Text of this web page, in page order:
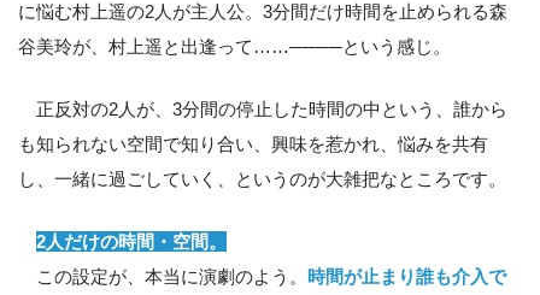
に悩む村上遥の2人が主人公。3分間だけ時間を止められる森
谷美玲が、村上遥と出逢って……────という感じ。
正反対の2人が、3分間の停止した時間の中という、誰から
も知られない空間で知り合い、興味を惹かれ、悩みを共有
し、一緒に過ごしていく、というのが大雑把なところです。
2人だけの時間・空間。
この設定が、本当に演劇のよう。 時間が止まり誰も介入で